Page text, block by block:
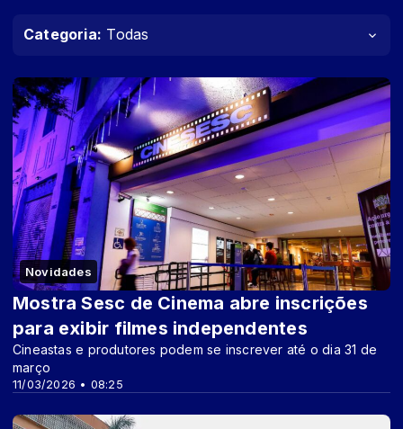
Categoria: Todas
Novidades
11/03/2026 • 08:25
Mostra Sesc de Cinema abre inscrições
para exibir filmes independentes
Cineastas e produtores podem se inscrever até o dia 31 de
março